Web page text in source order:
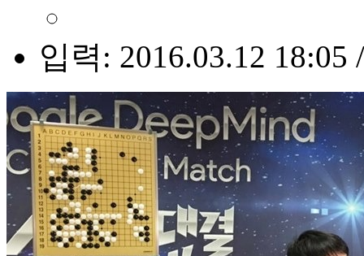
입력: 2016.03.12 18:05